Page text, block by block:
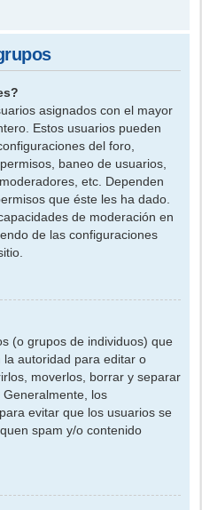
asignados con el mayor
Estos usuarios pueden
del foro,
baneo de usuarios,
etc. Dependen
que éste les ha dado.
de moderación en
de las configuraciones
(o grupos de individuos) que
autoridad para editar o
moverlos, borrar y separar
los
evitar que los usuarios se
spam y/o contenido